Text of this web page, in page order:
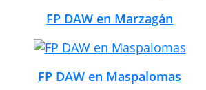
FP DAW en Marzagán
FP DAW en Maspalomas